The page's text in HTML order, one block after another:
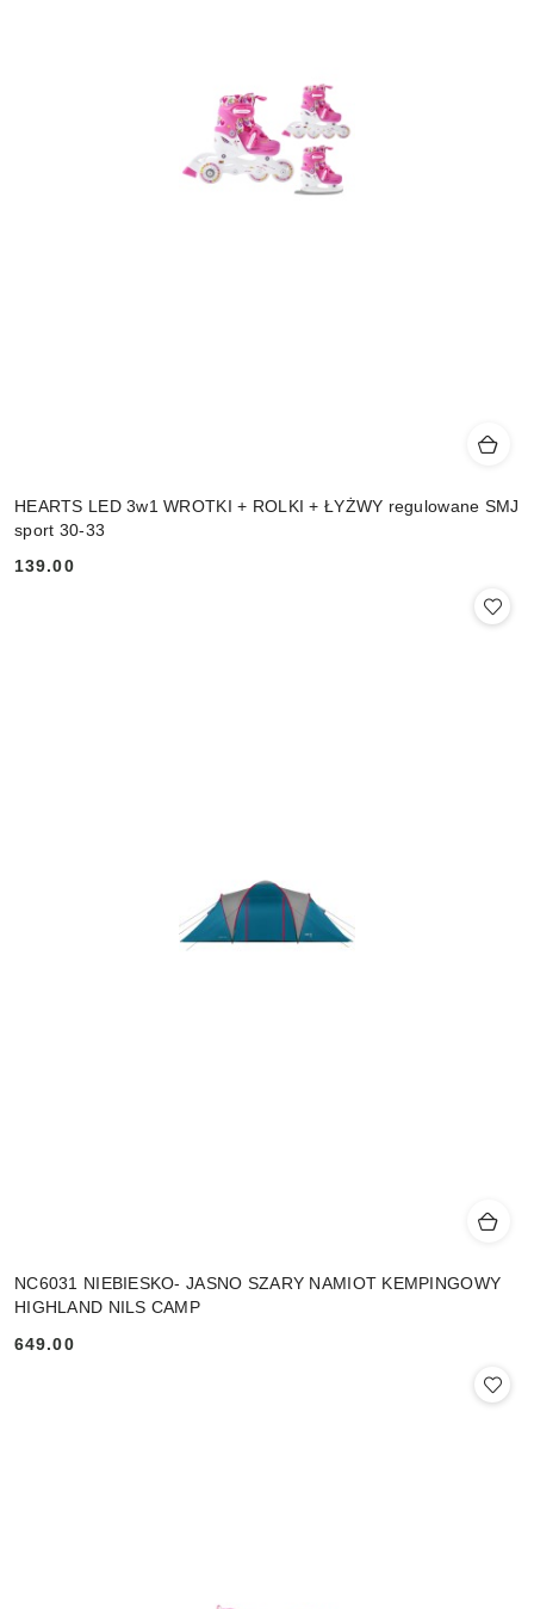
HEARTS LED 3w1 WROTKI + ROLKI + ŁYŻWY regulowane SMJ
sport 30-33
Cena:
139.00
NC6031 NIEBIESKO- JASNO SZARY NAMIOT KEMPINGOWY
HIGHLAND NILS CAMP
Cena:
649.00